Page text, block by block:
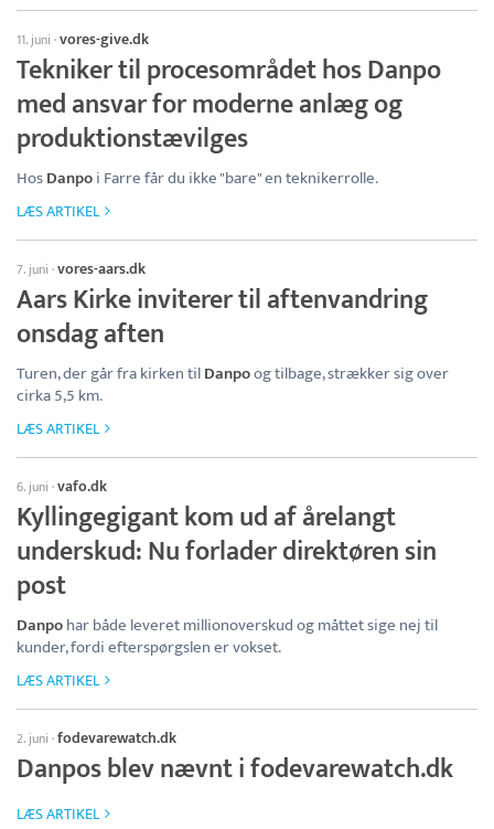
11. juni ·vores-give.dk
Tekniker til procesområdet hos Danpo
med ansvar for moderne anlæg og
produktionstævilges
HosDanpoi Farre får du ikke "bare" en teknikerrolle.
LÆS ARTIKEL
7. juni ·vores-aars.dk
Aars Kirke inviterer til aftenvandring
onsdag aften
Turen, der går fra kirken tilDanpoog tilbage, strækker sig over
cirka 5,5 km.
LÆS ARTIKEL
6. juni ·vafo.dk
Kyllingegigant kom ud af årelangt
underskud: Nu forlader direktøren sin
post
Danpohar både leveret millionoverskud og måttet sige nej til
kunder, fordi efterspørgslen er vokset.
LÆS ARTIKEL
2. juni ·fodevarewatch.dk
Danpos blev nævnt i fodevarewatch.dk
LÆS ARTIKEL